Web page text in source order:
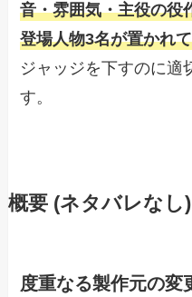
音・雰囲気・主役の役
登場人物3名が置かれ
ジャッジを下すのに適
す。
概要 (ネタバレなし)
度重なる製作元の変